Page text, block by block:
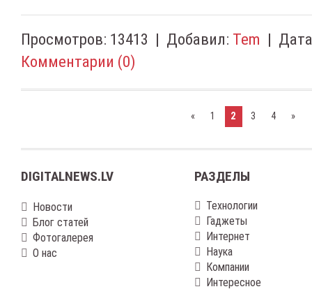
Просмотров: 13413 | Добавил: Tem |
Комментарии (0)
« 1 2 3 4 »
DIGITALNEWS.LV
Новости
Блог статей
Фотогалерея
О нас
РАЗДЕЛЫ
Технологии
Гаджеты
Интернет
Наука
Компании
Интересное